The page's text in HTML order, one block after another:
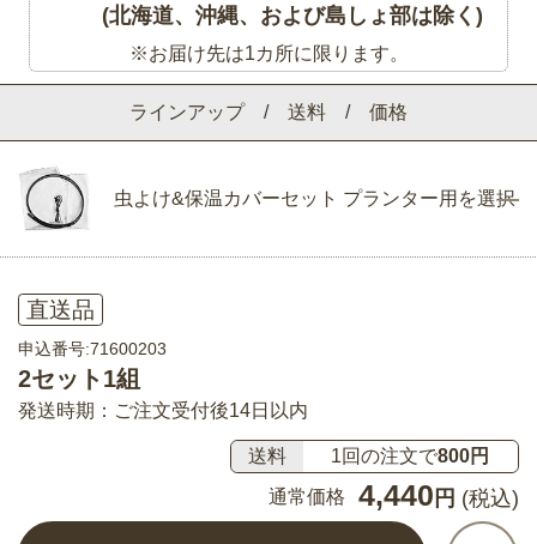
ラインアップ / 送料 / 価格
虫よけ&保温カバーセット プランター用を選択
直送品
申込番号:71600203
2セット1組
発送時期：ご注文受付後14日以内
送料 1回の注文で800円
通常価格
4,440 円 (税込)
(北海道、沖縄、および島しょ部は除く)
※お届け先は1カ所に限ります。